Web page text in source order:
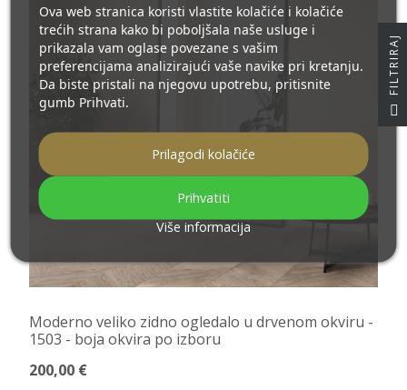
Moderno veliko zidno ogledalo u drvenom okviru -
1503 - boja okvira po izboru
200,00 €
Ova web stranica koristi vlastite kolačiće i kolačiće
trećih strana kako bi poboljšala naše usluge i
prikazala vam oglase povezane s vašim
preferencijama analizirajući vaše navike pri kretanju.
Da biste pristali na njegovu upotrebu, pritisnite
gumb Prihvati.
Više informacija
Prilagodi kolačiće
Prihvatiti
J